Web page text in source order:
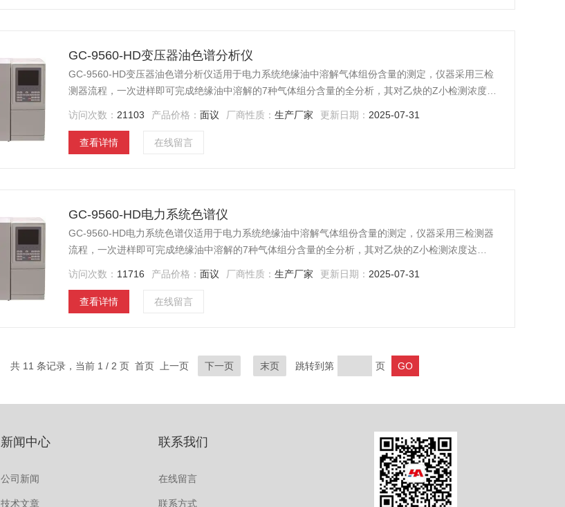
GC-9560-HD变压器油色谱分析仪
GC-9560-HD变压器油色谱分析仪适用于电力系统绝缘油中溶解气体组份含量的测定，仪器采用三检
测器流程，一次进样即可完成绝缘油中溶解的7种气体组分含量的全分析，其对乙炔的Z小检测浓度达
访问次数： 21103 产品价格：面议 厂商性质：生产厂家 更新日期： 2025-07-31
查看详情 在线留言
GC-9560-HD电力系统色谱仪
GC-9560-HD电力系统色谱仪适用于电力系统绝缘油中溶解气体组份含量的测定，仪器采用三检测器
流程，一次进样即可完成绝缘油中溶解的7种气体组分含量的全分析，其对乙炔的Z小检测浓度达
访问次数： 11716 产品价格：面议 厂商性质：生产厂家 更新日期： 2025-07-31
查看详情 在线留言
共 11 条记录，当前 1 / 2 页 首页 上一页 下一页 末页 跳转到第 页
新闻中心
公司新闻
技术文章
联系我们
在线留言
联系方式